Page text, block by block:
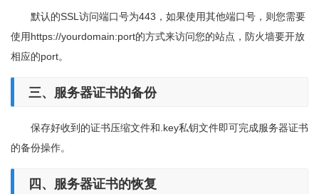
默认的SSL访问端口号为443，如果使用其他端口号，则您需要
使用https://yourdomain:port的方式来访问您的站点，防火墙要开放
相应的port。
三、 服务器证书的备份
保存好收到的证书压缩文件和.key私钥文件即可完成服务器证书
的备份操作。
四、 服务器证书的恢复